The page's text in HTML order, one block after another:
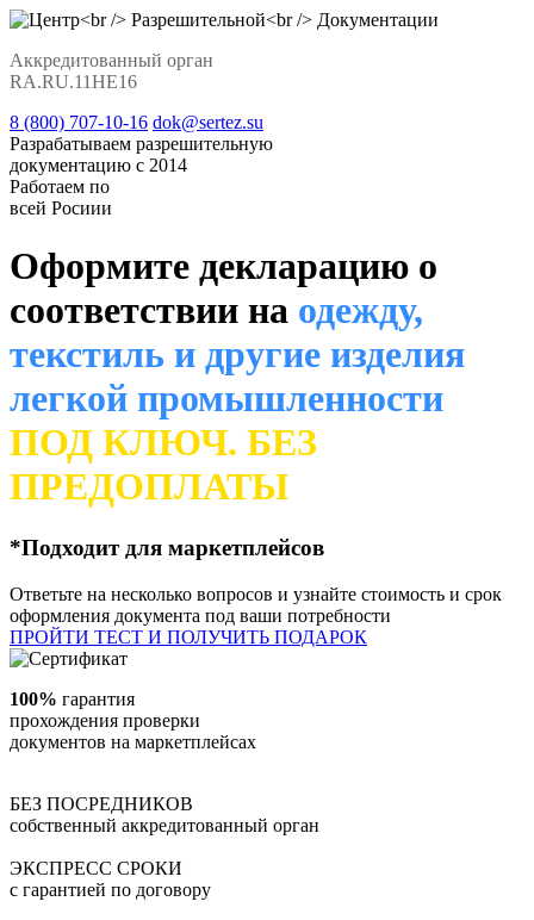
Аккредитованный орган
RA.RU.11НЕ16
8 (800) 707-10-16 dok@sertez.su
Разрабатываем разрешительную
документацию с 2014
Работаем по
всей Росиии
Оформите декларацию о
соответствии на одежду,
текстиль и другие изделия
легкой промышленности
ПОД КЛЮЧ. БЕЗ
ПРЕДОПЛАТЫ
*Подходит для маркетплейсов
Ответьте на несколько вопросов и узнайте стоимость и срок
оформления документа под ваши потребности
ПРОЙТИ ТЕСТ И ПОЛУЧИТЬ ПОДАРОК
100% гарантия
прохождения проверки
документов на маркетплейсах
БЕЗ ПОСРЕДНИКОВ
собственный аккредитованный орган
ЭКСПРЕСС СРОКИ
с гарантией по договору